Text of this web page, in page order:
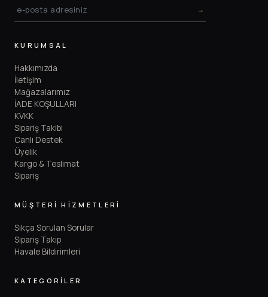
→
KURUMSAL
Hakkımızda
İletişim
Mağazalarımız
İADE KOŞULLARI
KVKK
Sipariş Takibi
Canlı Destek
Üyelik
Kargo & Teslimat
Sipariş
MÜŞTERİ HİZMETLERİ
Sıkça Sorulan Sorular
Sipariş Takip
Havale Bildirimleri
KATEGORİLER